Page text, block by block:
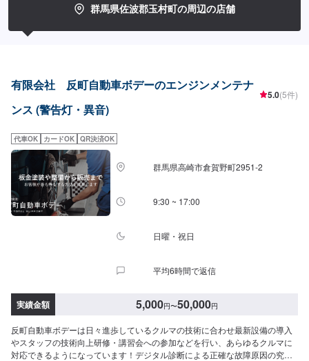
群馬県佐波郡玉村町の周辺の店舗
有限会社 反町自動車ボデーのエンジンメンテナ
ンス (警告灯・異音)
5.0(5件)
代車OK カードOK QR決済OK
群馬県高崎市倉賀野町2951‐2
9:30 ~ 17:00
日曜・祝日
平均6時間で返信
実績金額 5,000円〜50,000円
反町自動車ボデーは日々進歩しているクルマの技術に合わせ最新設備の導入
やスタッフの技術向上研修・講習会への参加などを行い、あらゆるクルマに
対応できるようになっています！デジタル診断による正確な故障原因の究明